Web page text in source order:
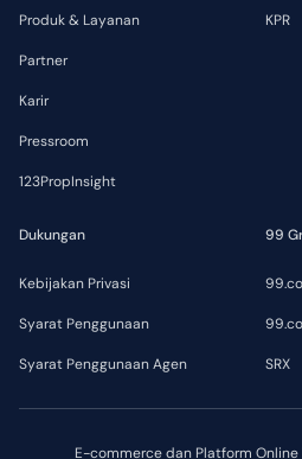
E-commerce dan Platform Online
Produk & Layanan
Partner
Karir
Pressroom
123PropInsight
KPR
Dukungan
Kebijakan Privasi
Syarat Penggunaan
Syarat Penggunaan Agen
99
SRX